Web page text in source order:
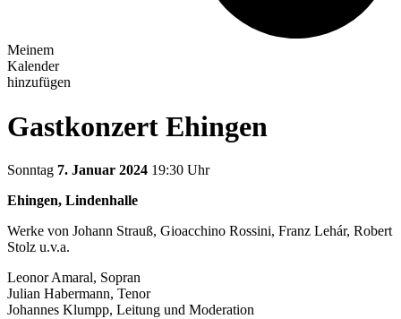
Meinem
Kalender
hinzufügen
Gastkonzert Ehingen
Sonntag 7. Januar 2024 19:30 Uhr
Ehingen, Lindenhalle
Werke von Johann Strauß, Gioacchino Rossini, Franz Lehár, Robert
Stolz u.v.a.
Leonor Amaral, Sopran
Julian Habermann, Tenor
Johannes Klumpp, Leitung und Moderation